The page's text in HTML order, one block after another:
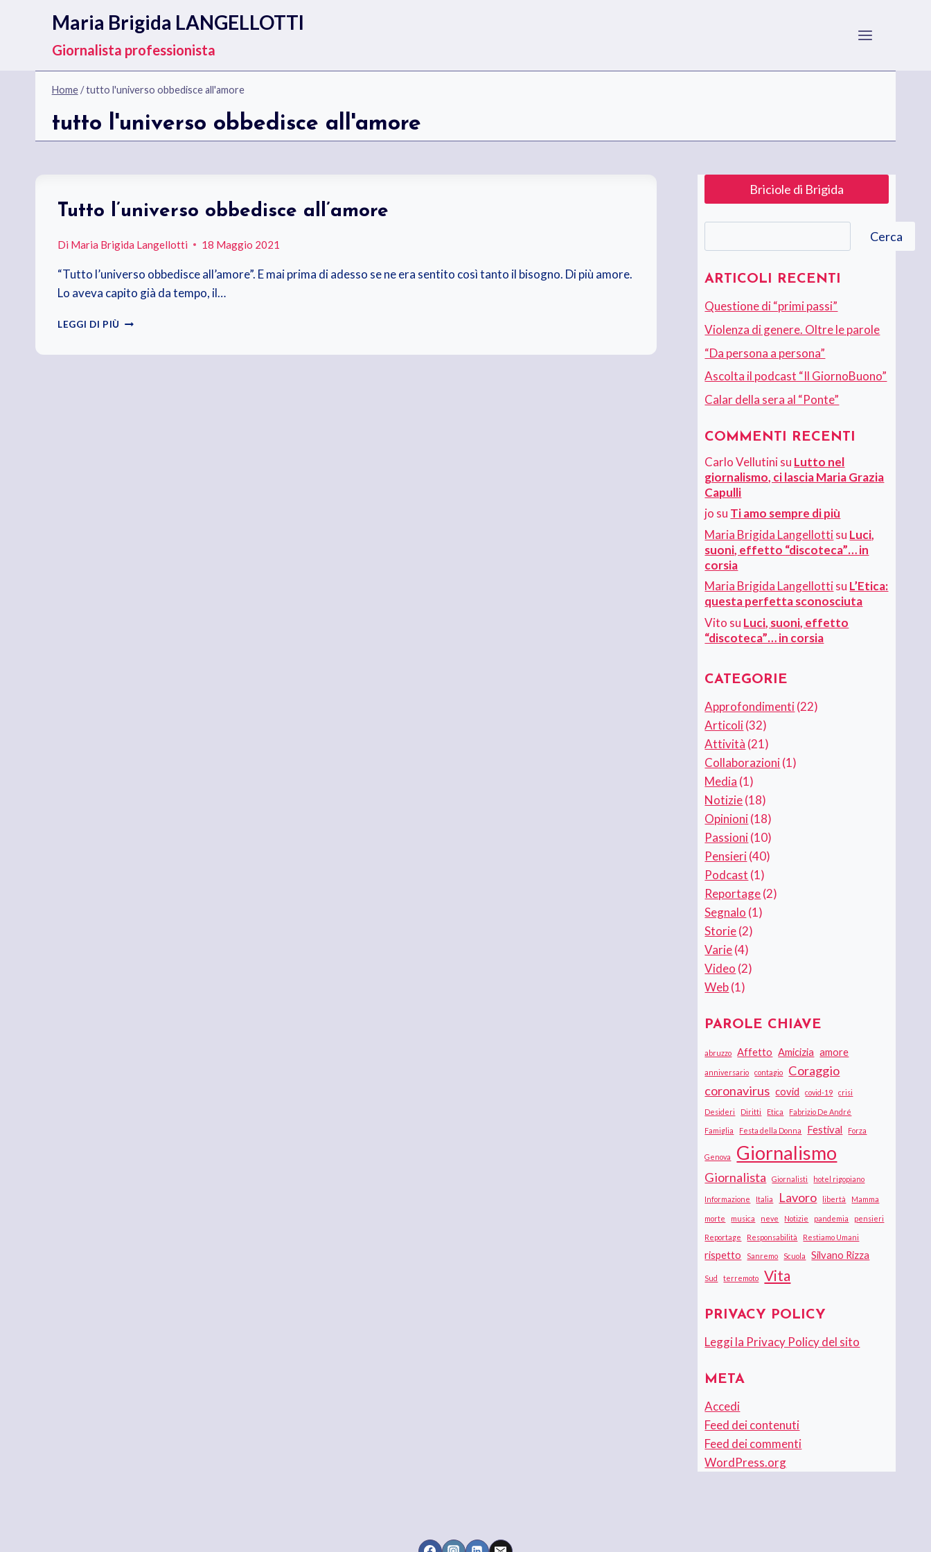
contenuto
Maria Brigida LANGELLOTTI
Giornalista professionista
Home/tutto l'universo obbedisce all'amore
tutto l'universo obbedisce all'amore
Tutto l’universo obbedisce all’amore
Di Maria Brigida Langellotti 18 Maggio 2021
“Tutto l’universo obbedisce all’amore”. E mai prima di adesso se ne era sentito così tanto il bisogno. Di più amore.
Lo aveva capito già da tempo, il…
LEGGI DI PIÙ TUTTO
Briciole di Brigida
Cerca
ARTICOLI RECENTI
Questione di “primi passi”
Violenza di genere. Oltre le parole
“Da persona a persona”
Ascolta il podcast “Il GiornoBuono”
Calar della sera al “Ponte”
COMMENTI RECENTI
Carlo Vellutinisu Lutto nel
giornalismo, ci lascia Maria Grazia
Capulli
jo su Ti amo sempre di più
Maria Brigida Langellottisu Luci,
suoni, effetto “discoteca”… in
corsia
Maria Brigida Langellottisu L’Etica:
questa perfetta sconosciuta
Vito su Luci, suoni, effetto
“discoteca”… in corsia
CATEGORIE
Approfondimenti(22)
Articoli(32)
Attività (21)
Collaborazioni(1)
Media (1)
Notizie(18)
Opinioni(18)
Passioni(10)
Pensieri(40)
Podcast (1)
Reportage(2)
Segnalo (1)
Storie(2)
Varie(4)
Video (2)
Web(1)
PAROLE CHIAVE
abruzzo Affetto Amicizia amore
anniversario contagio
Coraggio
coronavirus covid covid-19 crisi
Desideri Diritti Etica Fabrizio De André
Famiglia Festa della Donna Festival Forza
Genova Giornalismo
Giornalista Giornalisti hotel rigopiano
Informazione Italia Lavoro libertà Mamma
morte musica neve Notizie pandemia pensieri
Reportage Responsabilità Restiamo Umani
rispetto Sanremo Scuola Silvano Rizza
Sud terremoto Vita
PRIVACY POLICY
Leggi la Privacy Policy del sito
META
Accedi
Feed dei contenuti
Feed dei commenti
WordPress.org